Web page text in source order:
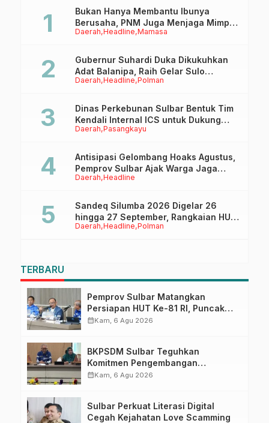
Daerah Headline Mamasa
Bukan Hanya Membantu Ibunya
Berusaha, PNM Juga Menjaga Mimpi
Anaknya Untuk Menggapai Cita-Cita
Daerah Headline Polman
Gubernur Suhardi Duka Dikukuhkan
Adat Balanipa, Raih Gelar Sulo
Tappidena
Daerah Pasangkayu
Dinas Perkebunan Sulbar Bentuk Tim
Kendali Internal ICS untuk Dukung
Sertifikasi ISPO Pekebun di
Daerah Headline
Antisipasi Gelombang Hoaks Agustus,
Pemprov Sulbar Ajak Warga Jaga
Ruang Digital
Daerah Headline Polman
Sandeq Silumba 2026 Digelar 26
hingga 27 September, Rangkaian HUT
Sulbar
TERBARU
Pemprov Sulbar Matangkan
Persiapan HUT Ke-81 RI, Puncak
Upacara di Lapangan Ahmad
calendar_monthKam, 6 Agu 2026
BKPSDM Sulbar Teguhkan
Komitmen Pengembangan
Kompetensi ASN melalui
calendar_monthKam, 6 Agu 2026
Sulbar Perkuat Literasi Digital
Cegah Kejahatan Love Scamming